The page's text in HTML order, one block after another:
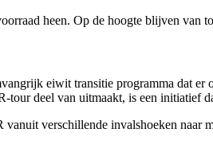
heen. Op de hoogte blijven van
eiwit transitie programma dat
deel van uitmaakt, is een initiatief
verschillende invalshoeken naar